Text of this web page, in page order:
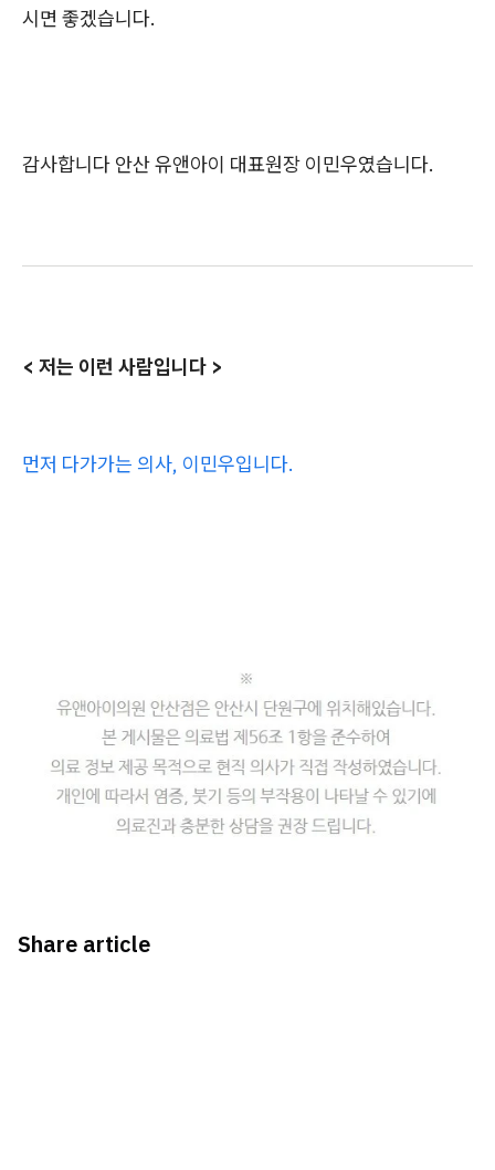
시면 좋겠습니다.
감사합니다 안산 유앤아이 대표원장 이민우였습니다.
< 저는 이런 사람입니다 >
먼저 다가가는 의사, 이민우입니다.
Share article